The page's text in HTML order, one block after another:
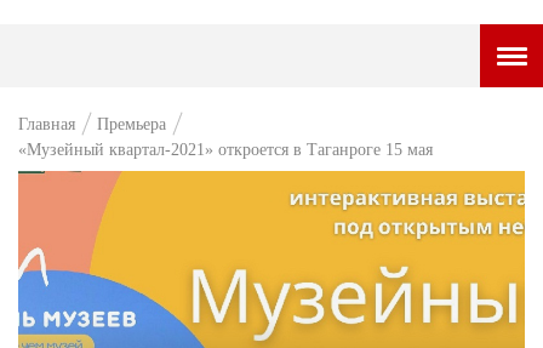
НОВОСТИ
ВОПРОС НЕДЕЛИ
ПРЕМЬЕРА
ТАМ И ТУТ
Главная
Премьера
«Музейный квартал-2021» откроется в Таганроге 15 мая